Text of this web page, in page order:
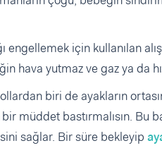
engellemek için kullanılan
hava yutmaz ve gaz ya da
biri de ayakların
müddet bastırmalısın. Bu
sağlar. Bir süre bekleyip